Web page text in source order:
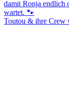
Toutou & ihre Crew